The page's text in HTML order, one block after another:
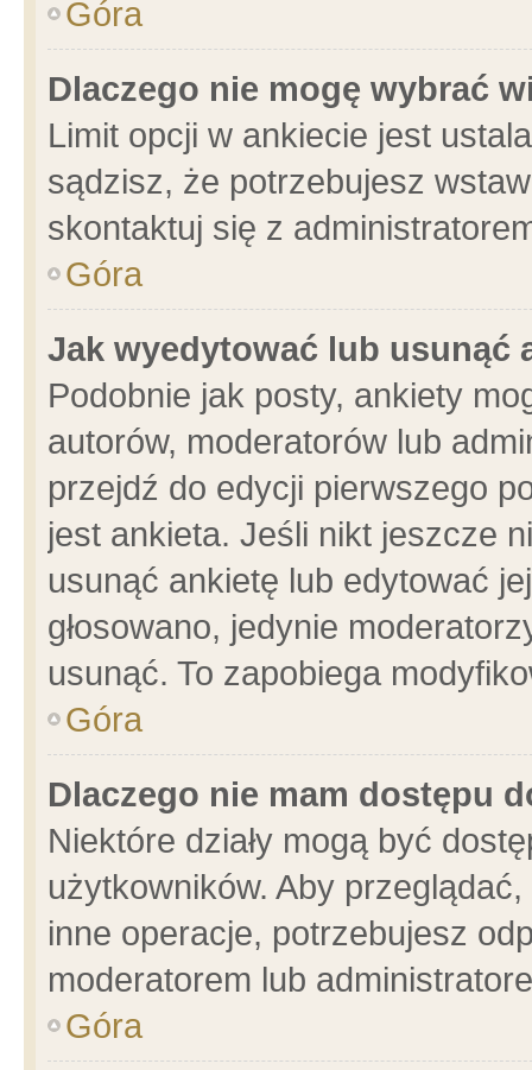
Góra
Dlaczego nie mogę wybrać
Limit opcji w ankiecie jest
sądzisz, że potrzebujesz
skontaktuj się z
Góra
Jak wyedytować lub usunąć
Podobnie jak posty, ankiety
autorów, moderatorów lub
przejdź do edycji pierwszego
jest ankieta. Jeśli nikt jeszcze
usunąć ankietę lub edytować
głosowano, jedynie
usunąć. To zapobiega
Góra
Dlaczego nie mam dostępu
Niektóre działy mogą być
użytkowników. Aby
inne operacje, potrzebujesz
moderatorem lub
Góra